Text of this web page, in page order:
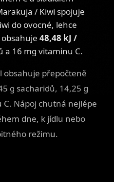
/ Kiwi spojuje
do ovocné, lehce
48,48 kJ /
a 16 mg vitaminu C.
obsahuje přepočteně
g sacharidů, 14,25 g
Nápoj chutná nejlépe
dne, k jídlu nebo
režimu.